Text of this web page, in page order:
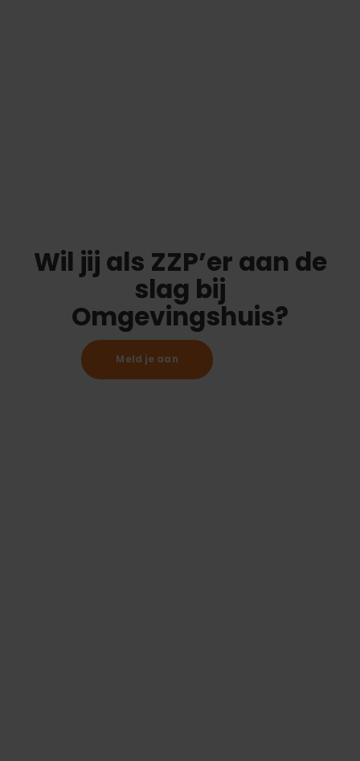
Wil jij als ZZP’er aan de
slag bij
Omgevingshuis?
Meld je aan